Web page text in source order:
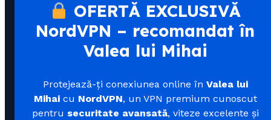
OFERTĂ EXCLUSIVĂ
NordVPN – recomandat în
Valea lui Mihai
Protejează-ți conexiunea online în Valea lui
Mihaicu NordVPN, un VPN premium cunoscut
pentru securitate avansată, viteze excelente și